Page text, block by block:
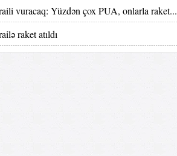
vuracaq: Yüzdən çox PUA, onlarla raket...
raket atıldı